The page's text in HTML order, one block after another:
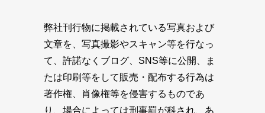
弊社刊行物に掲載されている写真および
文章を、写真撮影やスキャン等を行なっ
て、許諾なくブログ、SNS等に公開、ま
たは印刷等をして販売・配布する行為は
著作権、肖像権等を侵害するものであ
り、場合によっては刑事罰が科され、あ